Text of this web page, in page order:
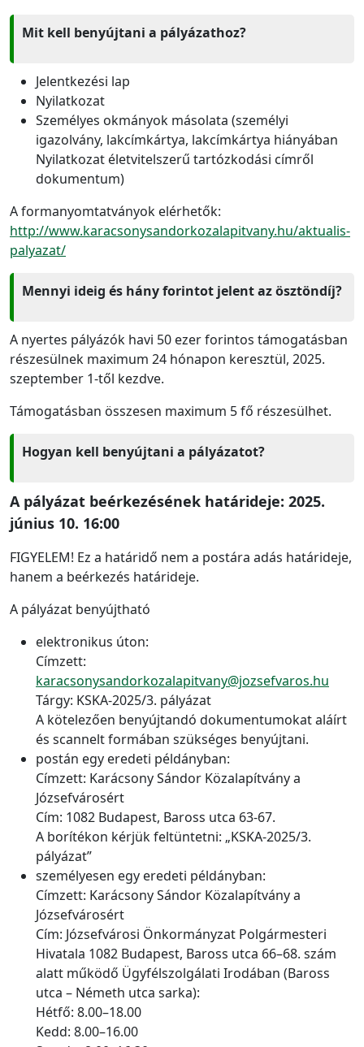
Mit kell benyújtani a pályázathoz?
Jelentkezési lap
Nyilatkozat
Személyes okmányok másolata (személyi
igazolvány, lakcímkártya, lakcímkártya hiányában
Nyilatkozat életvitelszerű tartózkodási címről
dokumentum)
A formanyomtatványok elérhetők:
http://www.karacsonysandorkozalapitvany.hu/aktualis-
palyazat/
Mennyi ideig és hány forintot jelent az ösztöndíj?
A nyertes pályázók havi 50 ezer forintos támogatásban
részesülnek maximum 24 hónapon keresztül, 2025.
szeptember 1-től kezdve.
Támogatásban összesen maximum 5 fő részesülhet.
Hogyan kell benyújtani a pályázatot?
A pályázat beérkezésének határideje: 2025.
június 10. 16:00
FIGYELEM! Ez a határidő nem a postára adás határideje,
hanem a beérkezés határideje.
A pályázat benyújtható
elektronikus úton:
Címzett:
karacsonysandorkozalapitvany@jozsefvaros.hu
Tárgy: KSKA-2025/3. pályázat
A kötelezően benyújtandó dokumentumokat aláírt
és scannelt formában szükséges benyújtani.
postán egy eredeti példányban:
Címzett: Karácsony Sándor Közalapítvány a
Józsefvárosért
Cím: 1082 Budapest, Baross utca 63-67.
A borítékon kérjük feltüntetni: „KSKA-2025/3.
pályázat”
személyesen egy eredeti példányban:
Címzett: Karácsony Sándor Közalapítvány a
Józsefvárosért
Cím: Józsefvárosi Önkormányzat Polgármesteri
Hivatala 1082 Budapest, Baross utca 66–68. szám
alatt működő Ügyfélszolgálati Irodában (Baross
utca – Németh utca sarka):
Hétfő: 8.00–18.00
Kedd: 8.00–16.00